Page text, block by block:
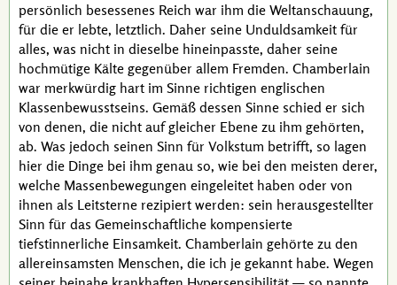
persönlich besessenes Reich war ihm die Weltanschauung,
für die er lebte, letztlich. Daher seine Unduldsamkeit für
alles, was nicht in dieselbe hineinpasste, daher seine
hochmütige Kälte gegenüber allem Fremden. Chamberlain
war merkwürdig hart im Sinne richtigen englischen
Klassenbewusstseins. Gemäß dessen Sinne schied er sich
von denen, die nicht auf gleicher Ebene zu ihm gehörten,
ab. Was jedoch seinen Sinn für Volkstum betrifft, so lagen
hier die Dinge bei ihm genau so, wie bei den meisten derer,
welche Massenbewegungen eingeleitet haben oder von
ihnen als Leitsterne rezipiert werden: sein herausgestellter
Sinn für das Gemeinschaftliche kompensierte
tiefstinnerliche Einsamkeit. Chamberlain gehörte zu den
allereinsamsten Menschen, die ich je gekannt habe. Wegen